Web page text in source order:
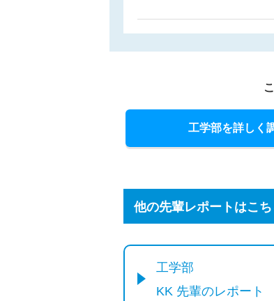
工学部を詳しく
他の先輩レポートはこち
工学部
KK 先輩のレポート